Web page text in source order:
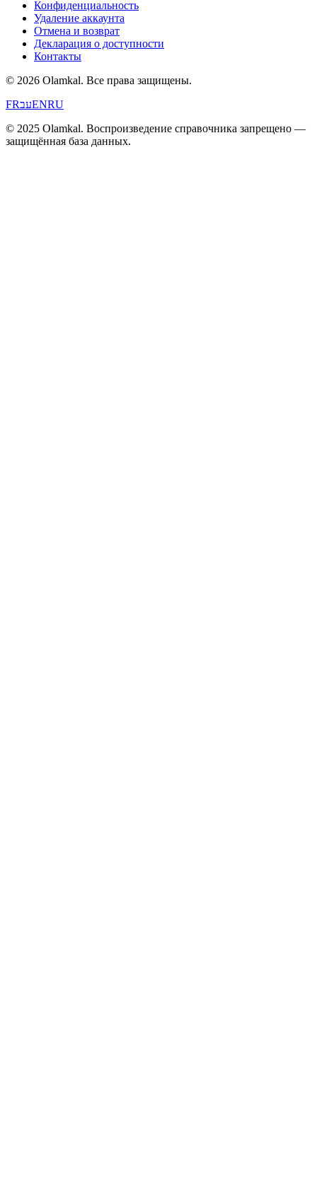
Конфиденциальность
Удаление аккаунта
Отмена и возврат
Декларация о доступности
Контакты
© 2026 Olamkal. Все права защищены.
FRעבENRU
© 2025 Olamkal. Воспроизведение справочника запрещено —
защищённая база данных.